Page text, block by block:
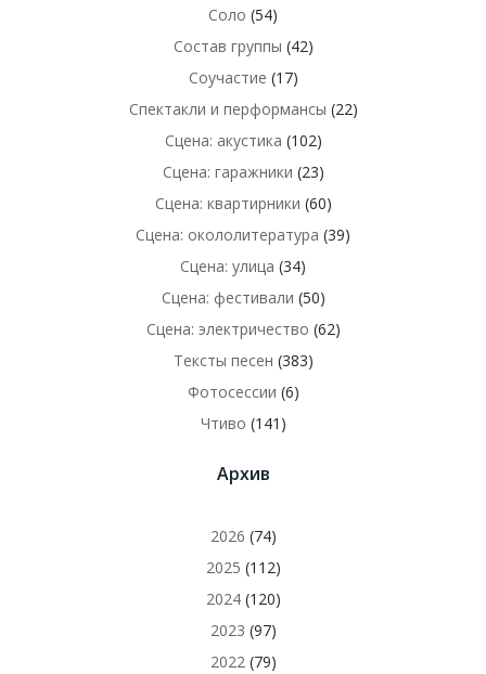
Соло (54)
Состав группы (42)
Соучастие (17)
Спектакли и перформансы (22)
Сцена: акустика (102)
Сцена: гаражники (23)
Сцена: квартирники (60)
Сцена: окололитература (39)
Сцена: улица (34)
Сцена: фестивали (50)
Сцена: электричество (62)
Тексты песен (383)
Фотосессии (6)
Чтиво (141)
Архив
2026 (74)
2025 (112)
2024(120)
2023 (97)
2022(79)